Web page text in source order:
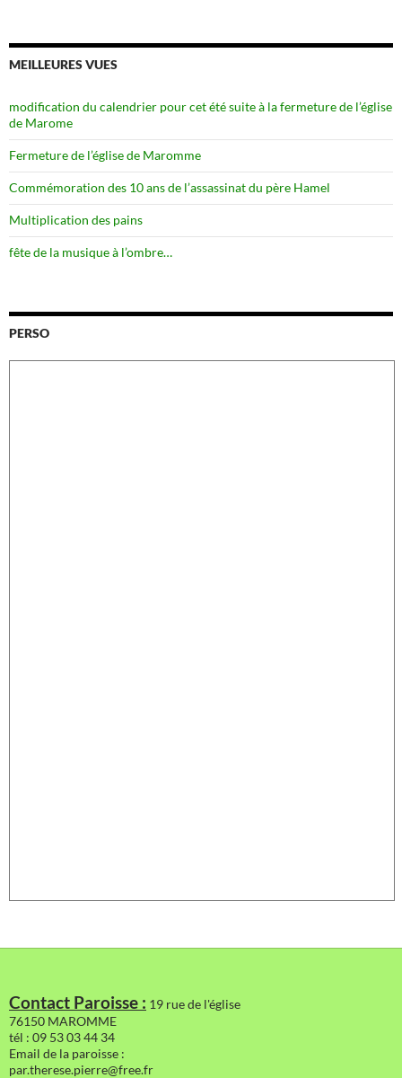
MEILLEURES VUES
modification du calendrier pour cet été suite à la fermeture de l’église
de Marome
Fermeture de l’église de Maromme
Commémoration des 10 ans de l’assassinat du père Hamel
Multiplication des pains
fête de la musique à l’ombre…
PERSO
Contact Paroisse : 19 rue de l'église
76150 MAROMME
tél : 09 53 03 44 34
Email de la paroisse :
par.therese.pierre@free.fr